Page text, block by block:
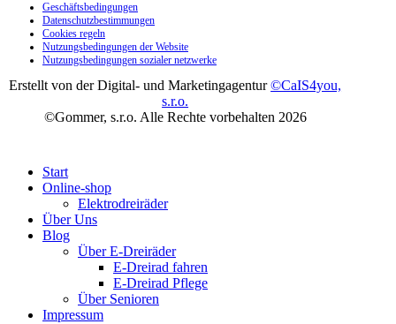
Geschäftsbedingungen
Datenschutzbestimmungen
Cookies regeln
Nutzungsbedingungen der Website
Nutzungsbedingungen sozialer netzwerke
Erstellt von der Digital- und Marketingagentur©CaIS4you,
s.r.o.
©Gommer, s.r.o. Alle Rechte vorbehalten 2026
Start
Online-shop
Elektrodreiräder
Über Uns
Blog
Über E-Dreiräder
E-Dreirad fahren
E-Dreirad Pflege
Über Senioren
Impressum